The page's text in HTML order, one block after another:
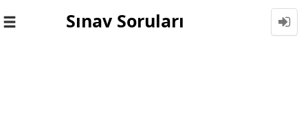
Toggle
Sınav Soruları